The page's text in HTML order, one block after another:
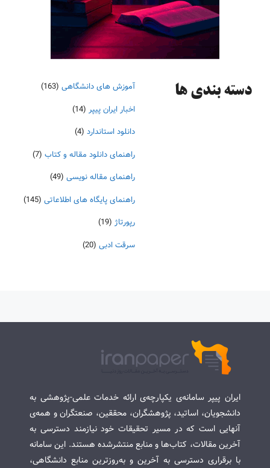
دسته‌ بندی ها آموزش های دانشگاهی (163)
اخبار ایران پیپر (14)
دانلود استاندارد (4)
راهنمای دانلود مقاله و کتاب (7)
راهنمای مقاله نویسی (49)
راهنمای پایگاه های اطلاعاتی (145)
رپورتاژ (19)
سرقت ادبی (20)
ایران پیپر سامانه‌ی یکپارچه‌ی ارائه خدمات علمی-پژوهشی به
دانشجویان، اساتید، پژوهشگران، محققین، صنعتگران و همه‌ی
آنهایی است که در مسیر تحقیقات خود نیازمند دسترسی به
آخرین مقالات، کتاب‌ها و منابع منتشرشده هستند. این سامانه
با برقراری دسترسی به آخرین و به‌روزترین منابع دانشگاهی،